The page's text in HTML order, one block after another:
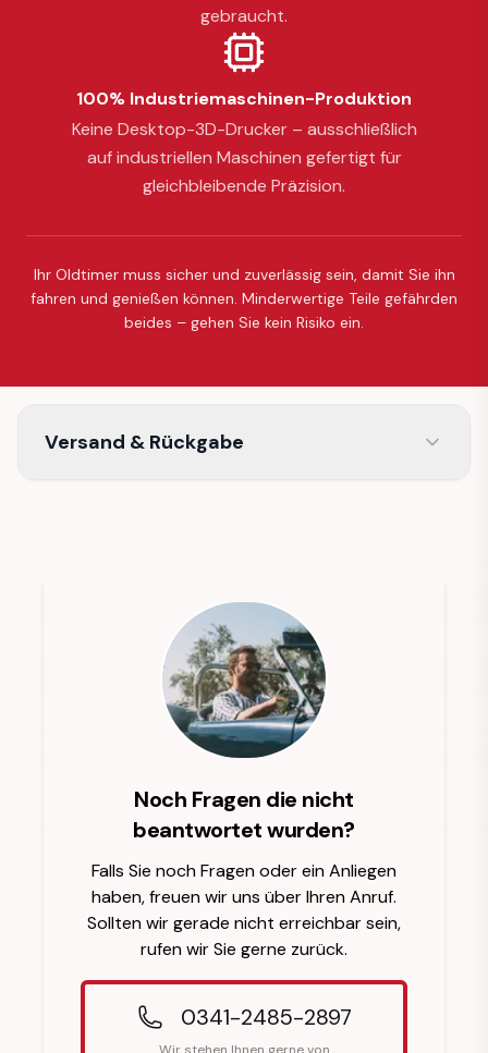
gebraucht.
100% Industriemaschinen-Produktion
Keine Desktop-3D-Drucker – ausschließlich
auf industriellen Maschinen gefertigt für
gleichbleibende Präzision.
Ihr Oldtimer muss sicher und zuverlässig sein, damit Sie ihn
fahren und genießen können. Minderwertige Teile gefährden
beides – gehen Sie kein Risiko ein.
Versand & Rückgabe
Noch Fragen die nicht
beantwortet wurden?
Falls Sie noch Fragen oder ein Anliegen
haben, freuen wir uns über Ihren Anruf.
Sollten wir gerade nicht erreichbar sein,
rufen wir Sie gerne zurück.
0341-2485-2897